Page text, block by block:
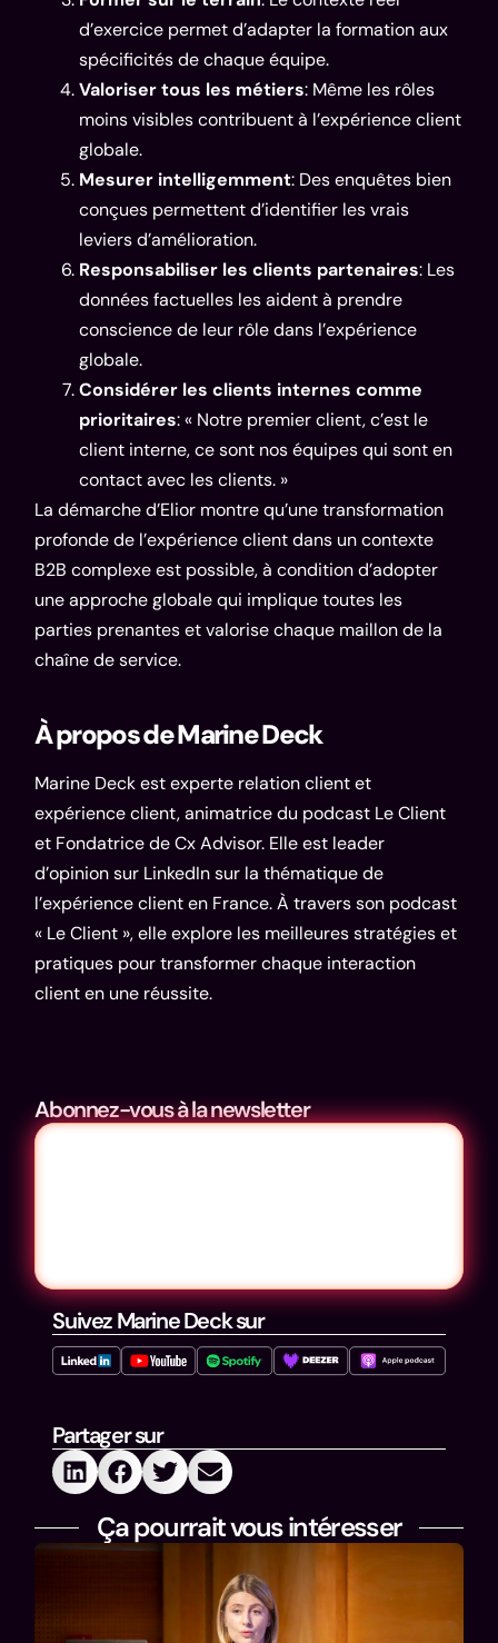
d’exercice permet d’adapter la formation aux
spécificités de chaque équipe.
Valoriser tous les métiers: Même les rôles
moins visibles contribuent à l’expérience client
globale.
Mesurer intelligemment: Des enquêtes bien
conçues permettent d’identifier les vrais
leviers d’amélioration.
Responsabiliser les clients partenaires: Les
données factuelles les aident à prendre
conscience de leur rôle dans l’expérience
globale.
Considérer les clients internes comme
prioritaires: « Notre premier client, c’est le
client interne, ce sont nos équipes qui sont en
contact avec les clients. »
La démarche d’Elior montre qu’une transformation
profonde de l’expérience client dans un contexte
B2B complexe est possible, à condition d’adopter
une approche globale qui implique toutes les
parties prenantes et valorise chaque maillon de la
chaîne de service.
À propos de Marine Deck
Marine Deck est experte relation client et
expérience client, animatrice du podcast Le Client
et Fondatrice deCx Advisor. Elle est leader
d’opinion sur LinkedInsur la thématique de
l’expérience client en France. À travers son podcast
« Le Client », elle explore les meilleures stratégies et
pratiques pour transformer chaque interaction
client en une réussite.
Abonnez-vous à la newsletter
Suivez Marine Deck sur
Partager sur
Ça pourrait vous intéresser